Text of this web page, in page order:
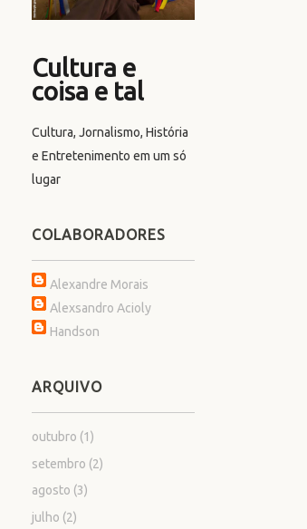
Cultura e
coisa e tal
Cultura, Jornalismo, História
e Entretenimento em um só
lugar
COLABORADORES
Alexandre Morais
Alexsandro Acioly
Handson
ARQUIVO
outubro (1)
setembro (2)
agosto (3)
julho (2)